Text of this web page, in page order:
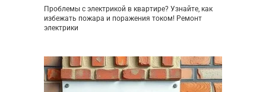
Проблемы с электрикой в квартире? Узнайте, как
избежать пожара и поражения током! Ремонт
электрики